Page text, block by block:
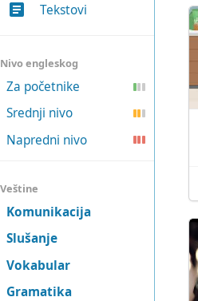
Tekstovi
Nivo engleskog
Za početnike
Srednji nivo
Napredni nivo
Veštine
Komunikacija
Slušanje
Vokabular
Gramatika